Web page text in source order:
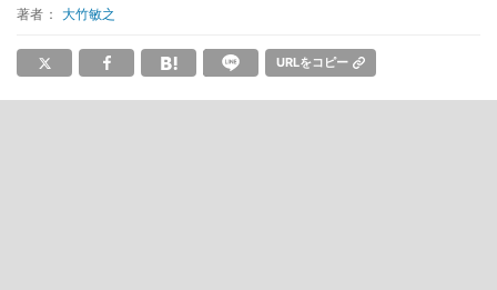
著者： 大竹敏之
URLをコピー